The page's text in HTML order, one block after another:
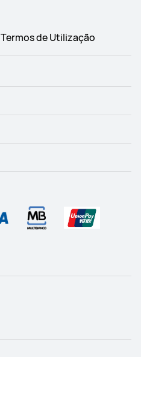
Termos de Utilização